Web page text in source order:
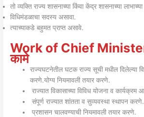
तो व्यक्ति राज्य शासनाच्या किंवा केंद्र शासनाच्या
विधिमंडळाचा सदस्य असावा.
त्याच्याकडे बहुमत प्राप्त असावे.
Work of Chief
कामे
राज्यघटनेतील घटक राज्य सूची मधील दिलेल्या
करणे.योग्य नियमावली तयार करणे.
राज्यात विकासाच्या विविध योजना व
संपूर्ण राज्यात शांतता व सुव्यवस्था स्थापन करणे.
प्रशासन चालवण्याची नियमावली तयार करणे.